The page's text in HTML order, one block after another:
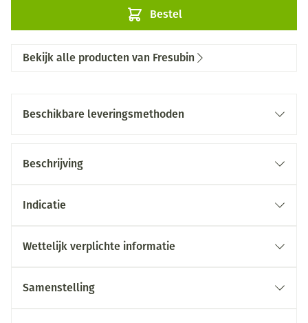
Bestel
Bekijk alle producten van Fresubin
Beschikbare leveringsmethoden
Beschrijving
Indicatie
Wettelijk verplichte informatie
Samenstelling